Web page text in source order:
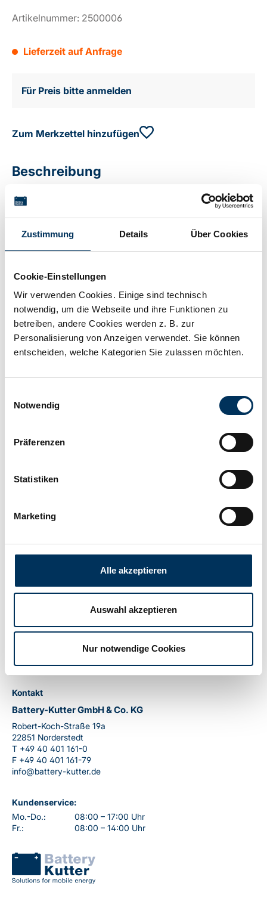
Zustimmung Details Über Cookies
Cookie-Einstellungen
Wir verwenden Cookies. Einige sind technisch
notwendig, um die Webseite und ihre Funktionen zu
betreiben, andere Cookies werden z. B. zur
Personalisierung von Anzeigen verwendet. Sie können
entscheiden, welche Kategorien Sie zulassen möchten.
Notwendig
Präferenzen
Statistiken
Marketing
Alle akzeptieren
Auswahl akzeptieren
Nur notwendige Cookies
Artikelnummer: 2500006
Lieferzeit auf Anfrage
Für Preis bitte anmelden
Zum Merkzettel hinzufügen
Beschreibung
2x Sub-C Hochtemperaturzellen, 20 cm Kabel, ohne
Steckverbindung, offene Kabelenden 26,2 x 100 mm
Technische Details
Spannung: 2,4V
Kapazität: 2,5Ah
Hersteller:
Breite:
Höhe:
Anschluss:
Kontakt
Battery-Kutter GmbH & Co. KG
Robert-Koch-Straße 19a
22851 Norderstedt
T +49 40 401 161-0
F +49 40 401 161-79
info@battery-kutter.de
Kundenservice:
Mo.-Do.:
08:00 – 17:00 Uhr
Fr.:
08:00 – 14:00 Uhr